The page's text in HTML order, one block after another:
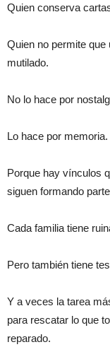
Quien conserva
Quien no permite
mutilado.
No lo hace por
Lo hace por memoria.
Porque hay vínculos
siguen formando
Cada familia tiene
Pero también tiene
Y a veces la tarea
para rescatar lo que
reparado.